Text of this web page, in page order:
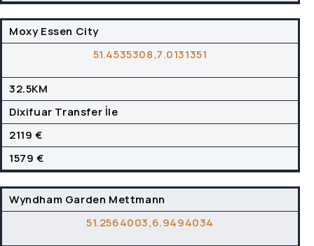
Moxy Essen City
51.4535308,7.0131351
32.5KM
Dixifuar Transfer İle
2119 €
1579 €
Wyndham Garden Mettmann
51.2564003,6.9494034